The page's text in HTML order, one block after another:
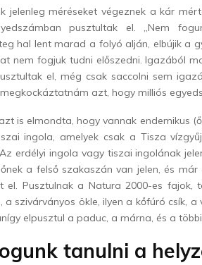
jelenleg méréseket végeznek a kár
pusztultak el. „Nem
hal lent marad a folyó alján, elbújik a
nem fogjuk tudni előszedni. Igazából
el, még csak saccolni sem
azt, hogy milliós
is elmondta, hogy vannak endemikus
ingola, amelyek csak a Tisza
erdélyi ingola vagy tiszai ingolának
a felső szakaszán van jelen, és
el. Pusztulnak a Natura 2000-es fajok,
a szivárványos ökle, ilyen a kőfúró csík,
elpusztul a paduc, a márna, és a
tanulni a